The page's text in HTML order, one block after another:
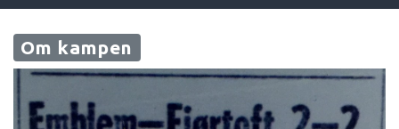
Om kampen